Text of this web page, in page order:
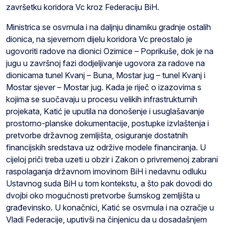
završetku koridora Vc kroz Federaciju BiH.
Ministrica se osvrnula i na daljnju dinamiku gradnje ostalih
dionica, na sjevernom dijelu koridora Vc preostalo je
ugovoriti radove na dionici Ozimice – Poprikuše, dok je na
jugu u završnoj fazi dodjeljivanje ugovora za radove na
dionicama tunel Kvanj – Buna, Mostar jug – tunel Kvanj i
Mostar sjever – Mostar jug. Kada je riječ o izazovima s
kojima se suočavaju u procesu velikih infrastrukturnih
projekata, Katić je uputila na donošenje i usuglašavanje
prostorno-planske dokumentacije, postupke izvlaštenja i
pretvorbe državnog zemljišta, osiguranje dostatnih
financijskih sredstava uz održive modele financiranja. U
cijeloj priči treba uzeti u obzir i Zakon o privremenoj zabrani
raspolaganja državnom imovinom BiH i nedavnu odluku
Ustavnog suda BiH u tom kontekstu, a što pak dovodi do
dvojbi oko mogućnosti pretvorbe šumskog zemljišta u
građevinsko. U konačnici, Katić se osvrnula i na ozračje u
Vladi Federacije, uputivši na činjenicu da u dosadašnjem